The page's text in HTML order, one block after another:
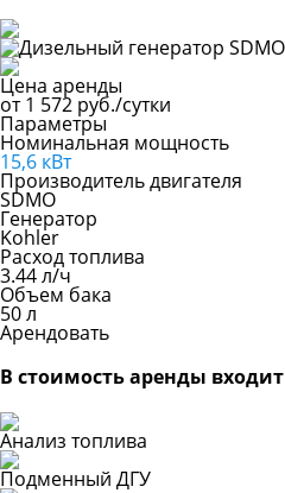
Цена аренды
от1 572 руб./сутки
Параметры
Номинальная мощность
15,6 кВт
Производитель двигателя
SDMO
Генератор
Kohler
Расход топлива
3.44 л/ч
Объем бака
50 л
Арендовать
В стоимость аренды входит
Анализ топлива
Подменный ДГУ